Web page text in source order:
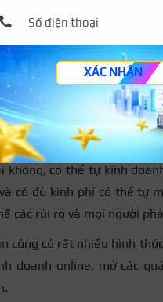
nhà hàng, quán ăn đang
không, có thể tự kinh
có đủ kinh phí có thể tự
các rủi ro và mọi người
cũng có rất nhiều hình
doanh online, mở các
XÁC NHẬN